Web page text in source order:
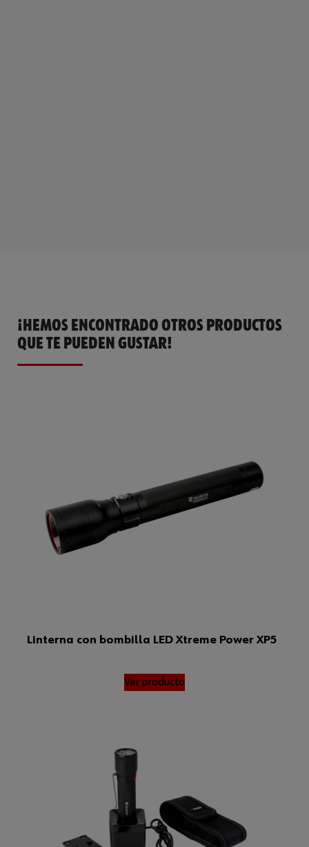
¡HEMOS ENCONTRADO OTROS PRODUCTOS
QUE TE PUEDEN GUSTAR!
Linterna con bombilla LED Xtreme Power XP5
Ver producto